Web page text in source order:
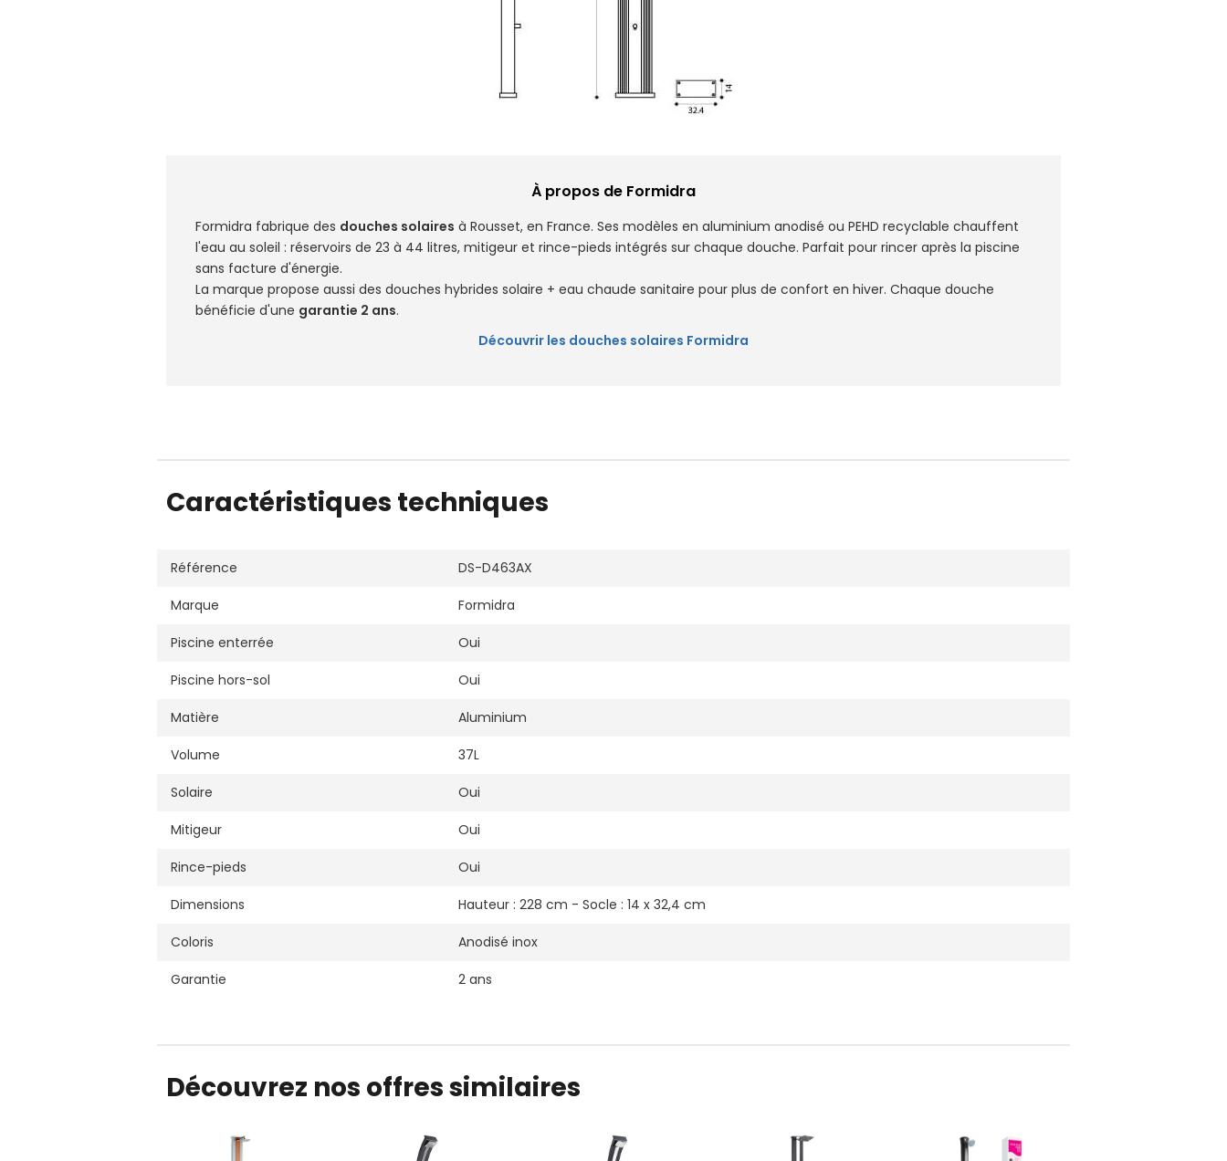
À propos de Formidra
Formidra fabrique des douches solaires à Rousset, en France. Ses modèles en aluminium anodisé ou PEHD recyclable chauffent
l'eau au soleil : réservoirs de 23 à 44 litres, mitigeur et rince-pieds intégrés sur chaque douche. Parfait pour rincer après la piscine
sans facture d'énergie.
La marque propose aussi des douches hybrides solaire + eau chaude sanitaire pour plus de confort en hiver. Chaque douche
bénéficie d'une garantie 2 ans.
Découvrir les douches solaires Formidra
Caractéristiques techniques
Référence DS-D463AX
Marque Formidra
Piscine enterrée Oui
Piscine hors-sol Oui
Matière Aluminium
Volume 37L
Solaire Oui
Mitigeur Oui
Rince-pieds Oui
Dimensions Hauteur : 228 cm - Socle : 14 x 32,4 cm
Coloris Anodisé inox
Garantie 2 ans
Découvrez nos offres similaires